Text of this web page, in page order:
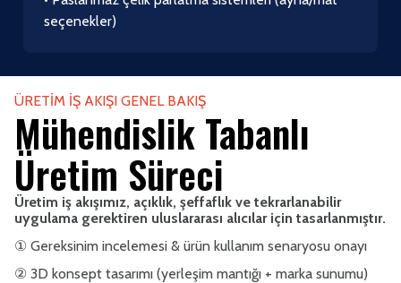
seçenekler)
ÜRETIM İŞ AKIŞI GENEL BAKIŞ
Mühendislik Tabanlı
Üretim Süreci
Üretim iş akışımız, açıklık, şeffaflık ve tekrarlanabilir
uygulama gerektiren uluslararası alıcılar için tasarlanmıştır.
① Gereksinim incelemesi & ürün kullanım senaryosu onayı
② 3D konsept tasarımı (yerleşim mantığı + marka sunumu)